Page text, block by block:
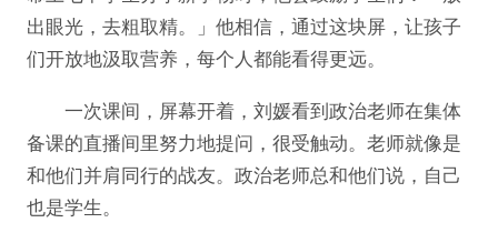
出眼光，去粗取精。」他相信，通过这块屏，让孩子
们开放地汲取营养，每个人都能看得更远。
一次课间，屏幕开着，刘媛看到政治老师在集体
备课的直播间里努力地提问，很受触动。老师就像是
和他们并肩同行的战友。政治老师总和他们说，自己
也是学生。